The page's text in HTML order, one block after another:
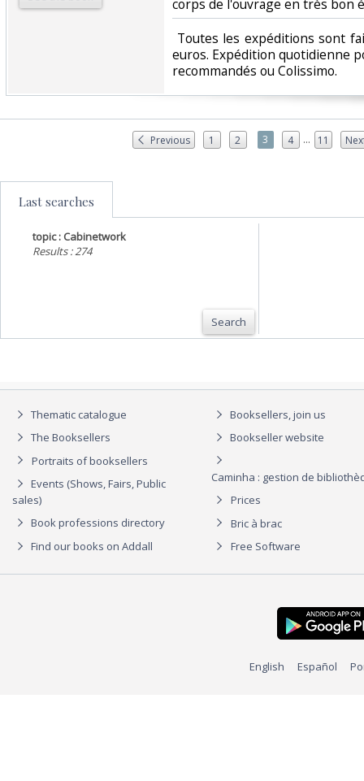
corps de l'ouvrage en très bon
Toutes les expéditions sont
euros. Expédition quotidienne
recommandés ou Colissimo. ‎
Previous 1 2 3 4 ... 11
Last searches
topic : Cabinetwork
Results : 274
Search
Thematic catalogue
The Booksellers
Portraits of booksellers
Events (Shows, Fairs, Public
sales)
Book professions directory
Find our books on Addall
Booksellers, join us
Bookseller website
Caminha : gestion de
Prices
Bric à brac
Free Software
English Español